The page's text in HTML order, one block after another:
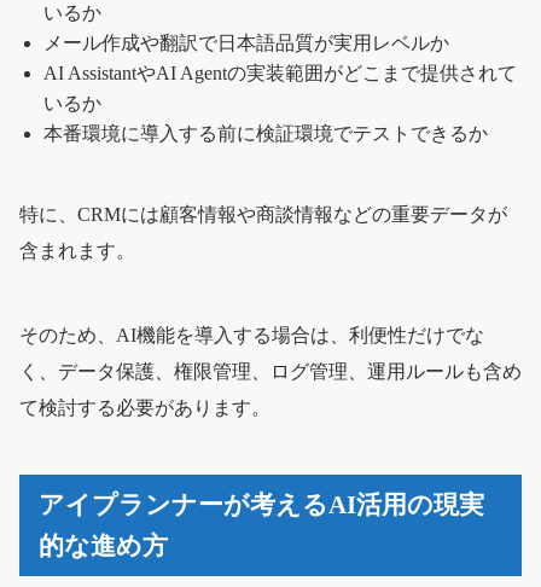
いるか
メール作成や翻訳で日本語品質が実用レベルか
AI AssistantやAI Agentの実装範囲がどこまで提供されて
いるか
本番環境に導入する前に検証環境でテストできるか
特に、CRMには顧客情報や商談情報などの重要データが
含まれます。
そのため、AI機能を導入する場合は、利便性だけでな
く、データ保護、権限管理、ログ管理、運用ルールも含め
て検討する必要があります。
アイプランナーが考えるAI活用の現実
的な進め方